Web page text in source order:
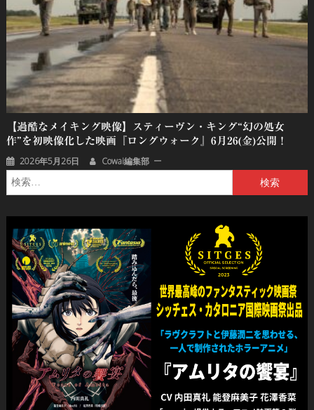
【過酷なメイキング映像】スティーヴン・キング“幻の処女
作”を初映像化した映画『ロングウォーク』6月26(金)公開！
2026年5月26日 Cowai編集部
索: